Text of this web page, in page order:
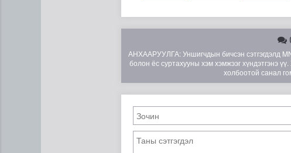
АНХААРУУЛГА: Уншигчдын бичсэн сэтгэгдэлд
болон ёс суртахууны хэм хэмжээг хүндэтгэнэ
холбоотой санал